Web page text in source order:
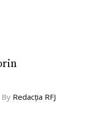
By Redacţia RFJ